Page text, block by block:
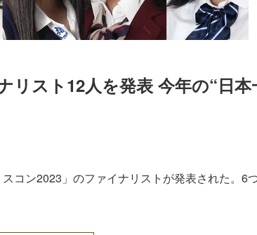
リスト12人を発表 今年の“日本
コン2023」のファイナリストが発表された。6